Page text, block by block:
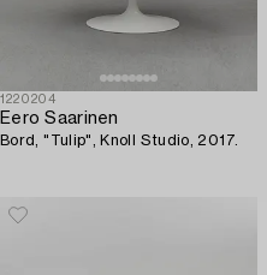
1220204
Eero Saarinen
Bord, "Tulip", Knoll Studio, 2017.